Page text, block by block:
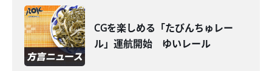
CGを楽しめる「たびんちゅレー
ル」運航開始 ゆいレール